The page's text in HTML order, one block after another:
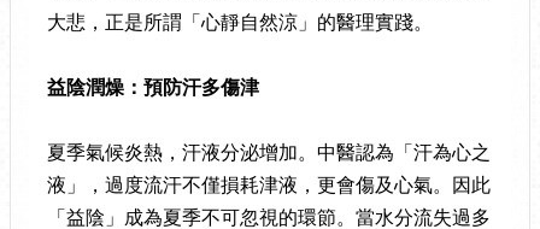
大悲，正是所謂「心靜自然涼」的醫理實踐。
益陰潤燥：預防汗多傷津
夏季氣候炎熱，汗液分泌增加。中醫認為「汗為心之
液」，過度流汗不僅損耗津液，更會傷及心氣。因此
「益陰」成為夏季不可忽視的環節。當水分流失過多